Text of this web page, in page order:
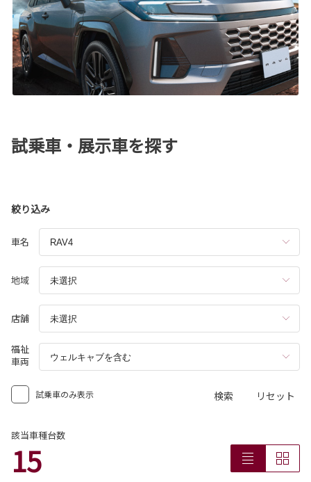
試乗車・展示車を探す
絞り込み
車名
地域
店舗
福祉
車両
試乗車のみ表示 検索 リセット
該当車種台数
15